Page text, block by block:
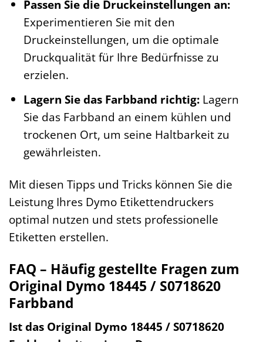
Passen Sie die Druckeinstellungen an:
Experimentieren Sie mit den
Druckeinstellungen, um die optimale
Druckqualität für Ihre Bedürfnisse zu
erzielen.
Lagern Sie das Farbband richtig:Lagern
Sie das Farbband an einem kühlen und
trockenen Ort, um seine Haltbarkeit zu
gewährleisten.
Mit diesen Tipps und Tricks können Sie die
Leistung Ihres Dymo Etikettendruckers
optimal nutzen und stets professionelle
Etiketten erstellen.
FAQ – Häufig gestellte Fragen zum
Original Dymo 18445 / S0718620
Farbband
Ist das Original Dymo 18445 / S0718620